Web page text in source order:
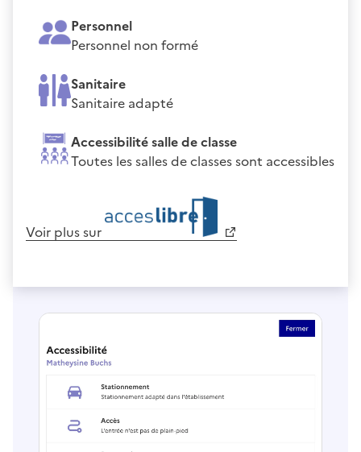
Personnel
Personnel non formé
Sanitaire
Sanitaire adapté
Accessibilité salle de classe
Toutes les salles de classes sont accessibles
Voir plus sur